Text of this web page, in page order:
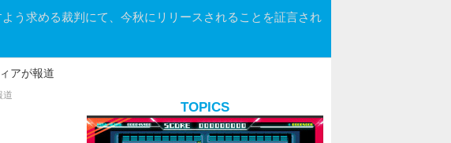
う求める裁判にて、今秋にリリースされることを証言され
道
TOPICS